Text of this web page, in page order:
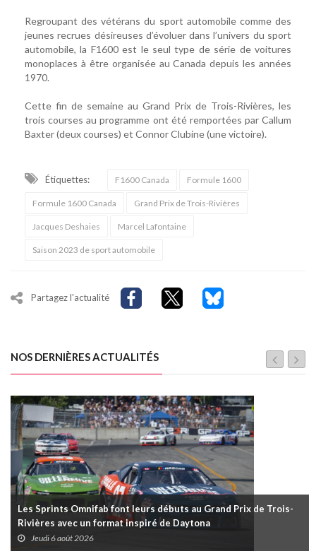
Regroupant des vétérans du sport automobile comme des
jeunes recrues désireuses d’évoluer dans l’univers du sport
automobile, la F1600 est le seul type de série de voitures
monoplaces à être organisée au Canada depuis les années
1970.
Cette fin de semaine au Grand Prix de Trois-Rivières, les
trois courses au programme ont été remportées par Callum
Baxter (deux courses) et Connor Clubine (une victoire).
Étiquettes: F1600 Canada Formule 1600
Formule 1600 Canada Grand Prix de Trois-Rivières
Jacques Deshaies Marcel Lafontaine
Saison 2023 de sport automobile
Partagez l'actualité
NOS DERNIÈRES ACTUALITÉS
Les Sprints Omnifab font leurs débuts au Grand Prix de Trois-
Rivières avec un format inspiré de Daytona
Jeudi 6 août 2026